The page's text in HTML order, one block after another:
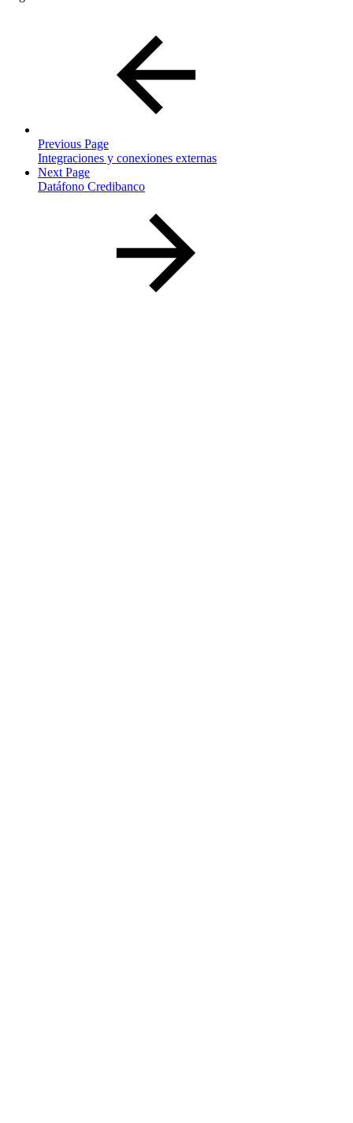
Previous Page
Integraciones y conexiones externas
Next Page
Datáfono Credibanco